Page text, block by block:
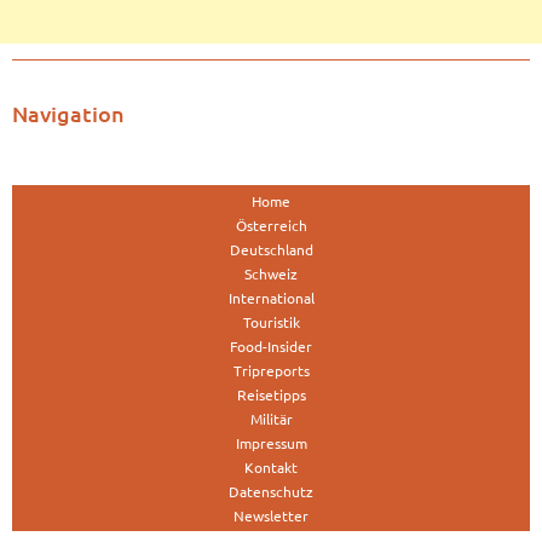
Navigation
Home
Österreich
Deutschland
Schweiz
International
Touristik
Food-Insider
Tripreports
Reisetipps
Militär
Impressum
Kontakt
Datenschutz
Newsletter